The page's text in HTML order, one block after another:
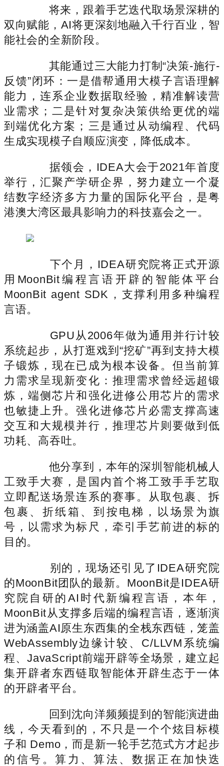
将来，跟着手艺迭代取场景深耕的
双向赋能，AI将更深刻地融入千行百业，智
能社会的全新阶段。
其能通过三大能力打制“决策-施行-
反馈”闭环：一是借帮通用大模子言语理解
能力，连系企业数据取经验，精准解读营
业需求；二是针对复杂决策供给更优的端
到端优化方案；三是通过从动编程、代码
生成实现模子自顺应演变，降低成本。
据领会，IDEA大会于2021年首度
举行，汇聚产学研企界，努力建立一个凝
结数字经济多方力量的国际化平台，是粤
港澳大湾区最具影响力的科技嘉会之一。
下个月，IDEA研究院将正式开源
用MoonBit编程言语开辟的智能体平台
MoonBit agent SDK，支撑利用多种编程
言语。
GPU从2006年做为通用并行计较
系统起步，从打逛戏到“挖矿”再到支持大模
子锻炼，现在已成为根本设备。但当前算
力需求呈现新变化：推理需求曾经远超锻
炼，端侧芯片和强化进修公用芯片的需求
也敏捷上升。强化进修芯片必需支撑高速
交互和大规模并行，推理芯片则要做到低
功耗、高吞吐。
他分享到，本年的深圳智能机械人
工致手大赛，是国内首个将工致手手艺取
立即配送场景连系的赛事。从取包裹、拆
包裹、折纸箱、到按电梯，以场景为旗
号，以需求为标尺，牵引手艺前进的标的
目的。
别的，现场还引见了IDEA研究院
的MoonBit团队的最新。MoonBit是IDEA研
究院自研的AI时代新编程言语，本年，
MoonBit从支撑多后端的编程言语，逐渐演
进为涵盖AI原生东西集的全栈东西链，笼盖
WebAssembly边缘计较、C/LLVM系统编
程、JavaScript前端开辟等全场景，建立起
集开辟者东西链取智能体开辟生态于一体
的开辟者平台。
回到沈向洋频频提到的智能演进曲
线，今天看到的，不只是一个个炫目标模
子和 Demo，而是新一轮手艺范式方才起步
的信号。算力、算法、数据正在加快迭